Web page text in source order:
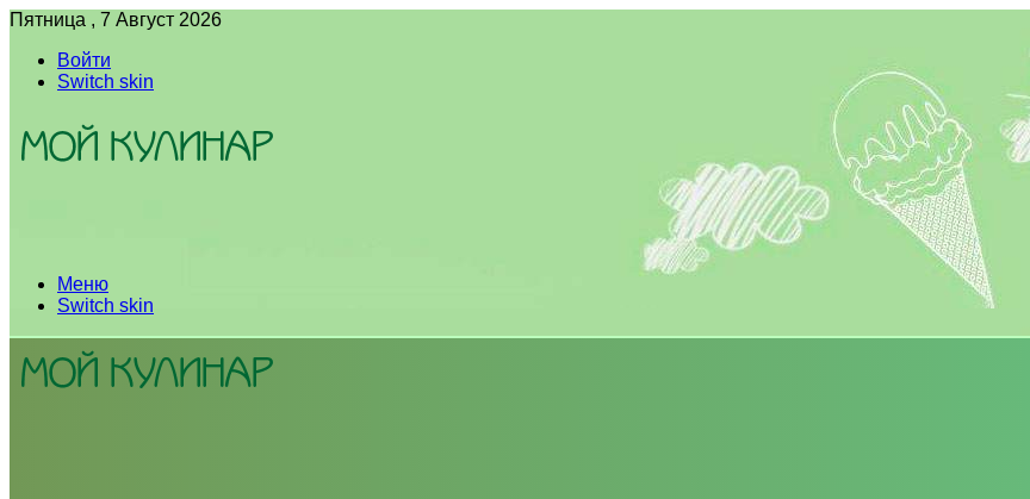
Пятница , 7 Август 2026
Войти
Switch skin
Меню
Switch skin